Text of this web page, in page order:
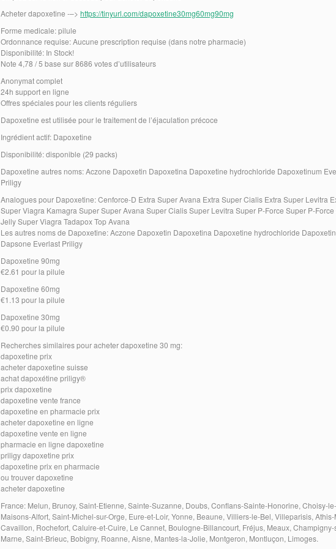
Acheter dapoxetine -–> https://tinyurl.com/dapoxetine30mg60mg90mg
Forme medicale: pilule
Ordonnance requise: Aucune prescription requise (dans notre pharmacie)
Disponibilité: In Stock!
Note 4,78 / 5 base sur 8686 votes d’utilisateurs
Anonymat complet
24h support en ligne
Offres spéciales pour les clients réguliers
Dapoxetine est utilisée pour le traitement de l’éjaculation précoce
Ingrédient actif: Dapoxetine
Disponibilité: disponible (29 packs)
Dapoxetine autres noms: Aczone Dapoxetin Dapoxetina Dapoxetine hydrochloride Dapoxetinum
Priligy
Analogues pour Dapoxetine: Cenforce-D Extra Super Avana Extra Super Cialis Extra Super Levitra
Super Viagra Kamagra Super Super Avana Super Cialis Super Levitra Super P-Force Super P-Force
Jelly Super Viagra Tadapox Top Avana
Les autres noms de Dapoxetine: Aczone Dapoxetin Dapoxetina Dapoxetine hydrochloride
Dapsone Everlast Priligy
Dapoxetine 90mg
€2.61 pour la pilule
Dapoxetine 60mg
€1.13 pour la pilule
Dapoxetine 30mg
€0.90 pour la pilule
Recherches similaires pour acheter dapoxetine 30 mg:
dapoxetine prix
acheter dapoxetine suisse
achat dapoxétine priligy®
prix dapoxetine
dapoxetine vente france
dapoxetine en pharmacie prix
acheter dapoxetine en ligne
dapoxetine vente en ligne
pharmacie en ligne dapoxetine
priligy dapoxetine prix
dapoxetine prix en pharmacie
ou trouver dapoxetine
acheter dapoxetine
France: Melun, Brunoy, Saint-Etienne, Sainte-Suzanne, Doubs, Conflans-Sainte-Honorine, Choisy-
Maisons-Alfort, Saint-Michel-sur-Orge, Eure-et-Loir, Yonne, Beaune, Villiers-le-Bel, Villeparisis, Athis-
Cavaillon, Rochefort, Caluire-et-Cuire, Le Cannet, Boulogne-Billancourt, Fréjus, Meaux, Champigny-
Marne, Saint-Brieuc, Bobigny, Roanne, Aisne, Mantes-la-Jolie, Montgeron, Montluçon, Limoges.